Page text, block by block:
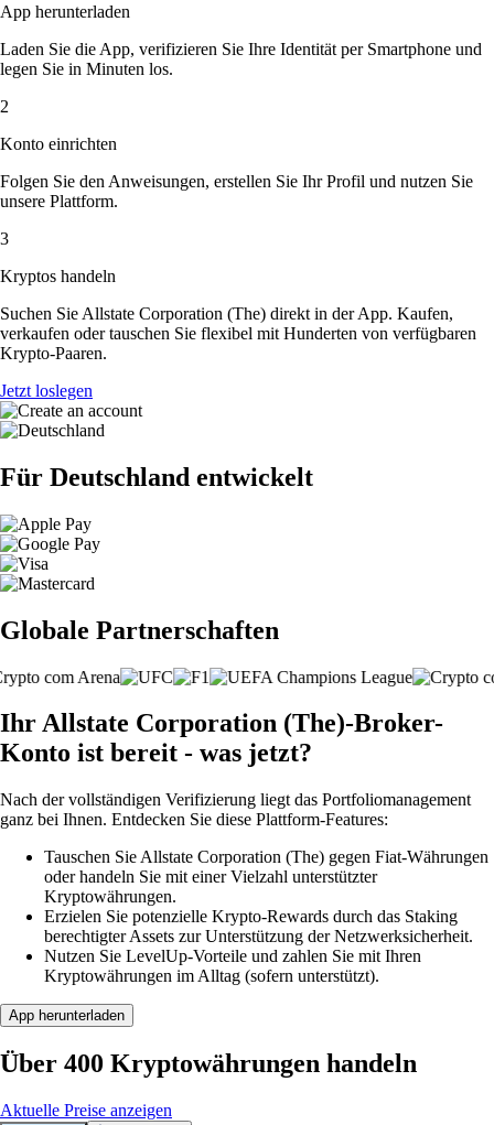
App herunterladen
Laden Sie die App, verifizieren Sie Ihre Identität per Smartphone und
legen Sie in Minuten los.
2
Konto einrichten
Folgen Sie den Anweisungen, erstellen Sie Ihr Profil und nutzen Sie
unsere Plattform.
3
Kryptos handeln
Suchen Sie Allstate Corporation (The) direkt in der App. Kaufen,
verkaufen oder tauschen Sie flexibel mit Hunderten von verfügbaren
Krypto-Paaren.
Jetzt loslegen
Für Deutschland entwickelt
Globale Partnerschaften
Ihr Allstate Corporation (The)-Broker-
Konto ist bereit - was jetzt?
Nach der vollständigen Verifizierung liegt das Portfoliomanagement
ganz bei Ihnen. Entdecken Sie diese Plattform-Features:
Tauschen Sie Allstate Corporation (The) gegen Fiat-Währungen
oder handeln Sie mit einer Vielzahl unterstützter
Kryptowährungen.
Erzielen Sie potenzielle Krypto-Rewards durch das Staking
berechtigter Assets zur Unterstützung der Netzwerksicherheit.
Nutzen Sie LevelUp-Vorteile und zahlen Sie mit Ihren
Kryptowährungen im Alltag (sofern unterstützt).
App herunterladen
Über 400 Kryptowährungen handeln
Aktuelle Preise anzeigen